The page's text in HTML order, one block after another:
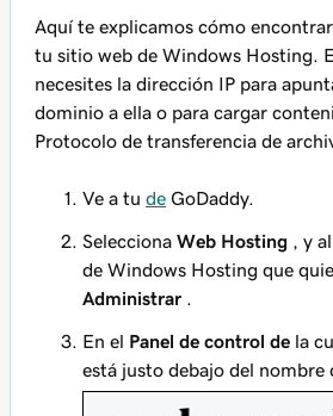
Aquí te explicamos cómo
tu sitio web de Windows Hosting.
necesites la dirección IP para
dominio a ella o para cargar
Protocolo de transferencia de
Ve a tu de GoDaddy.
Selecciona Web Hosting , y
de Windows Hosting que
Administrar
En el Panel de control de la
está justo debajo del nombre